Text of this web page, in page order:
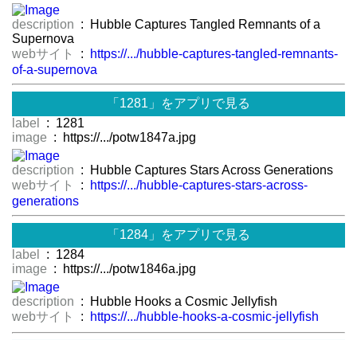
description : Hubble Captures Tangled Remnants of a
Supernova
webサイト
:
https://.../hubble-captures-tangled-remnants-
of-a-supernova
「1281」をアプリで見る
label
: 1281
image : https://.../potw1847a.jpg
description : Hubble Captures Stars Across Generations
webサイト
:
https://.../hubble-captures-stars-across-
generations
「1284」をアプリで見る
label
: 1284
image : https://.../potw1846a.jpg
description : Hubble Hooks a Cosmic Jellyfish
webサイト
: https://.../hubble-hooks-a-cosmic-jellyfish